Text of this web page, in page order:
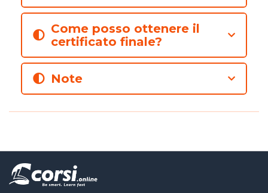
Come posso ottenere il
certificato finale?
Note